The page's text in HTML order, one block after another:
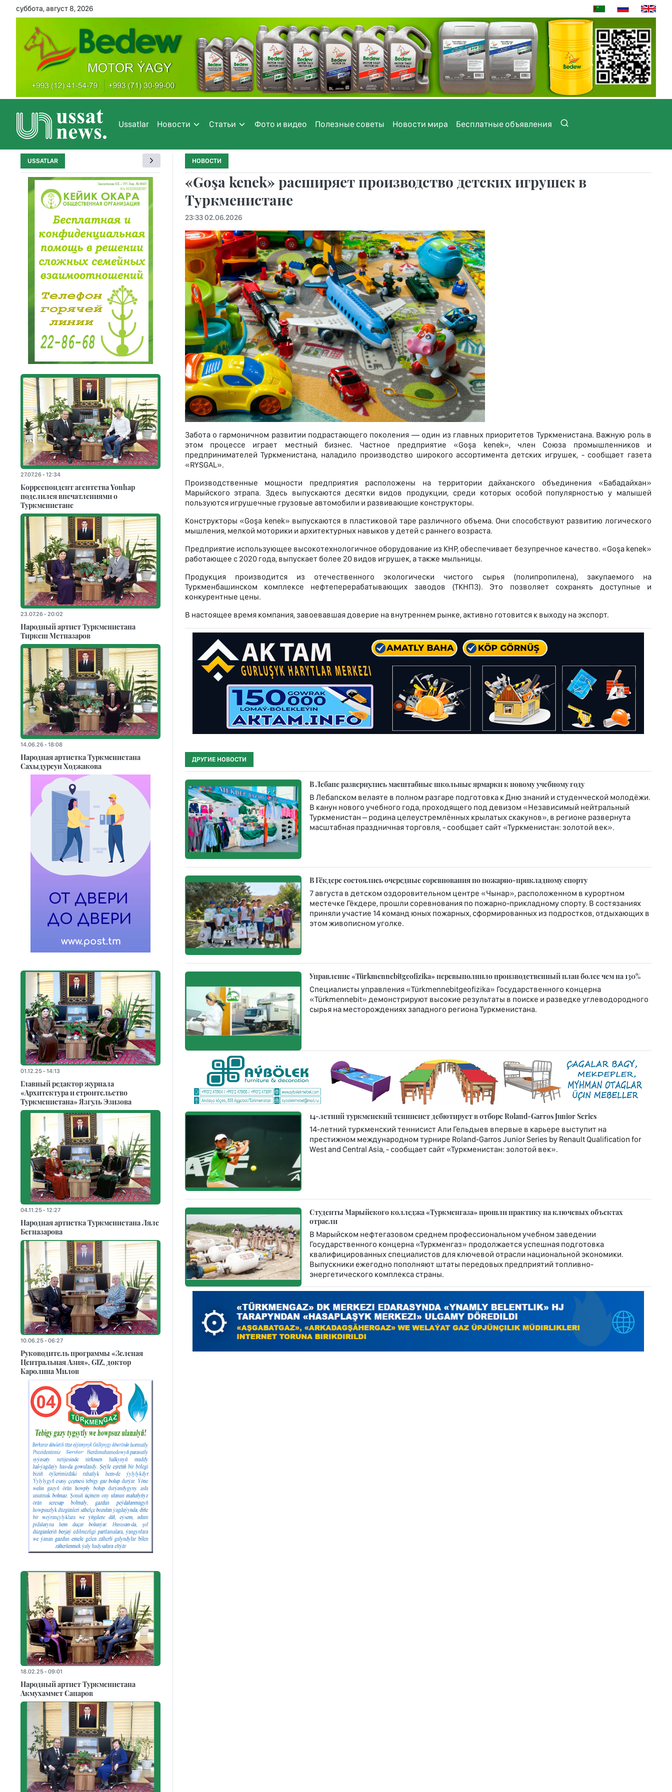
суббота, август 8, 2026
Ussatlar Новости Статьи Фото и видео Полезные советы Новости мира Бесплатные объявления
НОВОСТИ
«Goşa kenek» расширяет производство детских игрушек в
Туркменистане
23:33 02.06.2026
Забота о гармоничном развитии подрастающего поколения — один из главных приоритетов Туркменистана. Важную роль в
этом процессе играет местный бизнес. Частное предприятие «Goşa kenek», член Союза промышленников и
предпринимателей Туркменистана, наладило производство широкого ассортимента детских игрушек, - сообщает газета
«RYSGAL».
Производственные мощности предприятия расположены на территории дайханского объединения «Бабадайхан»
Марыйского этрапа. Здесь выпускаются десятки видов продукции, среди которых особой популярностью у малышей
пользуются игрушечные грузовые автомобили и развивающие конструкторы.
Конструкторы «Goşa kenek» выпускаются в пластиковой таре различного объема. Они способствуют развитию логического
мышления, мелкой моторики и архитектурных навыков у детей с раннего возраста.
Предприятие использующее высокотехнологичное оборудование из КНР, обеспечивает безупречное качество. «Goşa kenek»
работающее с 2020 года, выпускает более 20 видов игрушек, а также мыльницы.
Продукция производится из отечественного экологически чистого сырья (полипропилена), закупаемого на
Туркменбашинском комплексе нефтеперерабатывающих заводов (ТКНПЗ). Это позволяет сохранять доступные и
конкурентные цены.
В настоящее время компания, завоевавшая доверие на внутреннем рынке, активно готовится к выходу на экспорт.
ДРУГИЕ НОВОСТИ
В Лебапе развернулись масштабные школьные ярмарки к новому учебному году
В Лебапском велаяте в полном разгаре подготовка к Дню знаний и студенческой молодёжи.
В канун нового учебного года, проходящего под девизом «Независимый нейтральный
Туркменистан – родина целеустремлённых крылатых скакунов», в регионе развернута
масштабная праздничная торговля, - сообщает сайт «Туркменистан: золотой век».
В Гёкдере состоялись очередные соревнования по пожарно-прикладному спорту
7 августа в детском оздоровительном центре «Чынар», расположенном в курортном
местечке Гёкдере, прошли соревнования по пожарно-прикладному спорту. В состязаниях
приняли участие 14 команд юных пожарных, сформированных из подростков, отдыхающих в
этом живописном уголке.
Управление «Türkmennebitgeofizika» перевыполнило производственный план более чем на 130%
Специалисты управления «Türkmennebitgeofizika» Государственного концерна
«Türkmennebit» демонстрируют высокие результаты в поиске и разведке углеводородного
сырья на месторождениях западного региона Туркменистана.
14-летний туркменский теннисист дебютирует в отборе Roland-Garros Junior Series
14-летний туркменский теннисист Али Гельдыев впервые в карьере выступит на
престижном международном турнире Roland-Garros Junior Series by Renault Qualification for
West and Central Asia, - сообщает сайт «Туркменистан: золотой век».
Студенты Марыйского колледжа «Туркменгаза» прошли практику на ключевых объектах
отрасли
В Марыйском нефтегазовом среднем профессиональном учебном заведении
Государственного концерна «Туркменгаз» продолжается успешная подготовка
квалифицированных специалистов для ключевой отрасли национальной экономики.
Выпускники ежегодно пополняют штаты передовых предприятий топливно-
энергетического комплекса страны.
USSATLAR
27.07.26 - 12:34
Корреспондент агентства Yonhap
поделился впечатлениями о
Туркменистане
23.07.26 - 20:02
Народный артист Туркменистана
Тиркеш Мeтназаров
14.06.26 - 18:08
Народная артистка Туркменистана
Сахыдурсун Ходжакова
01.12.25 - 14:13
Главный редактор журнала
«Архитектура и строительство
Туркменистана» Язгуль Эзизова
04.11.25 - 12:27
Народная артистка Туркменистана Ляле
Бегназарова
10.06.25 - 06:27
Руководитель программы «Зеленая
Центральная Азия», GIZ, доктор
Каролина Милов
18.02.25 - 09:01
Народный артист Туркменистана
Акмухаммет Сапаров